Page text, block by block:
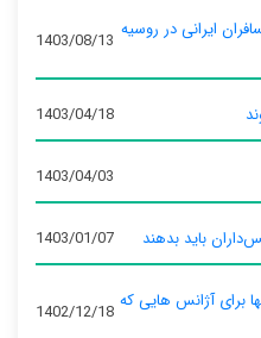
ایرانی در روسیه 1403/08/13
1403/04/18
1403/04/03
باید بدهند 1403/01/07
برای آژانس‌ هایی که 1402/12/18